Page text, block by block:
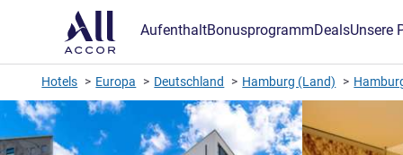
AufenthaltBonusprogrammDealsUnsere
Hotels Europa Deutschland Hamburg (Land)